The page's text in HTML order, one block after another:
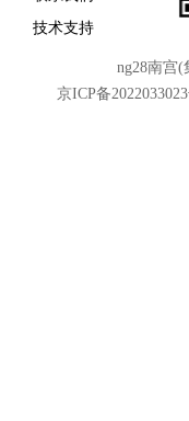
技术支持
ng28南宫(
京ICP备